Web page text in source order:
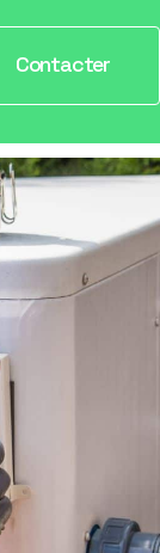
Contacter